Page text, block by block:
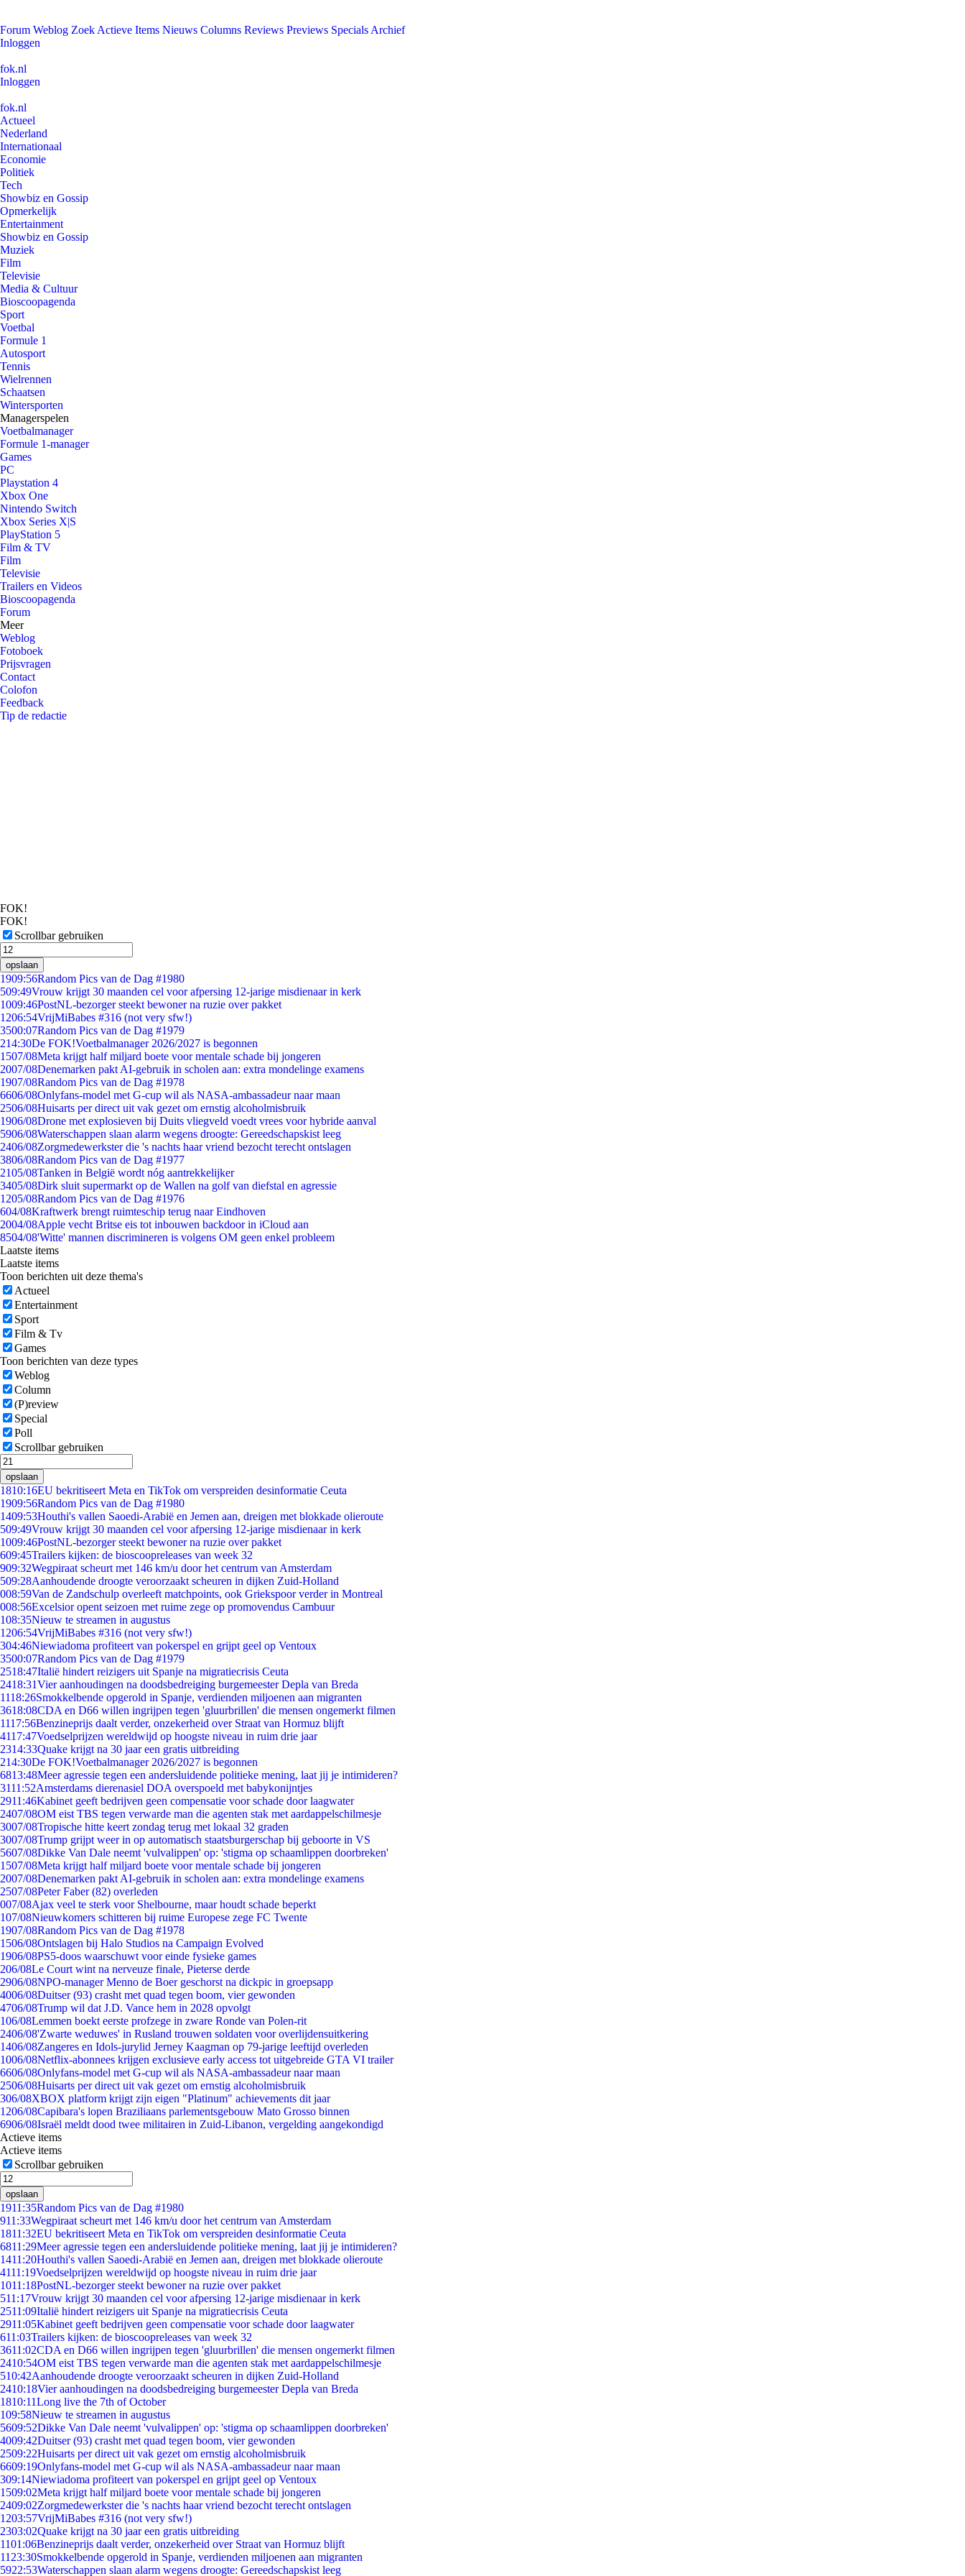
Forum Weblog Zoek Actieve Items Nieuws Columns Reviews Previews Specials Archief
Inloggen
fok.nl
Inloggen
fok.nl
Actueel
Nederland
Internationaal
Economie
Politiek
Tech
Showbiz en Gossip
Opmerkelijk
Entertainment
Showbiz en Gossip
Muziek
Film
Televisie
Media & Cultuur
Bioscoopagenda
Sport
Voetbal
Formule 1
Autosport
Tennis
Wielrennen
Schaatsen
Wintersporten
Managerspelen
Voetbalmanager
Formule 1-manager
Games
PC
Playstation 4
Xbox One
Nintendo Switch
Xbox Series X|S
PlayStation 5
Film & TV
Film
Televisie
Trailers en Videos
Bioscoopagenda
Forum
Meer
Weblog
Fotoboek
Prijsvragen
Contact
Colofon
Feedback
Tip de redactie
FOK!
FOK!
Scrollbar gebruiken
opslaan
1909:56Random Pics van de Dag #1980
509:49Vrouw krijgt 30 maanden cel voor afpersing 12-jarige misdienaar in kerk
1009:46PostNL-bezorger steekt bewoner na ruzie over pakket
1206:54VrijMiBabes #316 (not very sfw!)
3500:07Random Pics van de Dag #1979
214:30De FOK!Voetbalmanager 2026/2027 is begonnen
1507/08Meta krijgt half miljard boete voor mentale schade bij jongeren
2007/08Denemarken pakt AI-gebruik in scholen aan: extra mondelinge examens
1907/08Random Pics van de Dag #1978
6606/08Onlyfans-model met G-cup wil als NASA-ambassadeur naar maan
2506/08Huisarts per direct uit vak gezet om ernstig alcoholmisbruik
1906/08Drone met explosieven bij Duits vliegveld voedt vrees voor hybride aanval
5906/08Waterschappen slaan alarm wegens droogte: Gereedschapskist leeg
2406/08Zorgmedewerkster die 's nachts haar vriend bezocht terecht ontslagen
3806/08Random Pics van de Dag #1977
2105/08Tanken in België wordt nóg aantrekkelijker
3405/08Dirk sluit supermarkt op de Wallen na golf van diefstal en agressie
1205/08Random Pics van de Dag #1976
604/08Kraftwerk brengt ruimteschip terug naar Eindhoven
2004/08Apple vecht Britse eis tot inbouwen backdoor in iCloud aan
8504/08'Witte' mannen discrimineren is volgens OM geen enkel probleem
Laatste items
Laatste items
Toon berichten uit deze thema's
Actueel
Entertainment
Sport
Film & Tv
Games
Toon berichten van deze types
Weblog
Column
(P)review
Special
Poll
Scrollbar gebruiken
opslaan
1810:16EU bekritiseert Meta en TikTok om verspreiden desinformatie Ceuta
1909:56Random Pics van de Dag #1980
1409:53Houthi's vallen Saoedi-Arabië en Jemen aan, dreigen met blokkade olieroute
509:49Vrouw krijgt 30 maanden cel voor afpersing 12-jarige misdienaar in kerk
1009:46PostNL-bezorger steekt bewoner na ruzie over pakket
609:45Trailers kijken: de bioscoopreleases van week 32
909:32Wegpiraat scheurt met 146 km/u door het centrum van Amsterdam
509:28Aanhoudende droogte veroorzaakt scheuren in dijken Zuid-Holland
008:59Van de Zandschulp overleeft matchpoints, ook Griekspoor verder in Montreal
008:56Excelsior opent seizoen met ruime zege op promovendus Cambuur
108:35Nieuw te streamen in augustus
1206:54VrijMiBabes #316 (not very sfw!)
304:46Niewiadoma profiteert van pokerspel en grijpt geel op Ventoux
3500:07Random Pics van de Dag #1979
2518:47Italië hindert reizigers uit Spanje na migratiecrisis Ceuta
2418:31Vier aanhoudingen na doodsbedreiging burgemeester Depla van Breda
1118:26Smokkelbende opgerold in Spanje, verdienden miljoenen aan migranten
3618:08CDA en D66 willen ingrijpen tegen 'gluurbrillen' die mensen ongemerkt filmen
1117:56Benzineprijs daalt verder, onzekerheid over Straat van Hormuz blijft
4117:47Voedselprijzen wereldwijd op hoogste niveau in ruim drie jaar
2314:33Quake krijgt na 30 jaar een gratis uitbreiding
214:30De FOK!Voetbalmanager 2026/2027 is begonnen
6813:48Meer agressie tegen een andersluidende politieke mening, laat jij je intimideren?
3111:52Amsterdams dierenasiel DOA overspoeld met babykonijntjes
2911:46Kabinet geeft bedrijven geen compensatie voor schade door laagwater
2407/08OM eist TBS tegen verwarde man die agenten stak met aardappelschilmesje
3007/08Tropische hitte keert zondag terug met lokaal 32 graden
3007/08Trump grijpt weer in op automatisch staatsburgerschap bij geboorte in VS
5607/08Dikke Van Dale neemt 'vulvalippen' op: 'stigma op schaamlippen doorbreken'
1507/08Meta krijgt half miljard boete voor mentale schade bij jongeren
2007/08Denemarken pakt AI-gebruik in scholen aan: extra mondelinge examens
2507/08Peter Faber (82) overleden
007/08Ajax veel te sterk voor Shelbourne, maar houdt schade beperkt
107/08Nieuwkomers schitteren bij ruime Europese zege FC Twente
1907/08Random Pics van de Dag #1978
1506/08Ontslagen bij Halo Studios na Campaign Evolved
1906/08PS5-doos waarschuwt voor einde fysieke games
206/08Le Court wint na nerveuze finale, Pieterse derde
2906/08NPO-manager Menno de Boer geschorst na dickpic in groepsapp
4006/08Duitser (93) crasht met quad tegen boom, vier gewonden
4706/08Trump wil dat J.D. Vance hem in 2028 opvolgt
106/08Lemmen boekt eerste profzege in zware Ronde van Polen-rit
2406/08'Zwarte weduwes' in Rusland trouwen soldaten voor overlijdensuitkering
1406/08Zangeres en Idols-jurylid Jerney Kaagman op 79-jarige leeftijd overleden
1006/08Netflix-abonnees krijgen exclusieve early access tot uitgebreide GTA VI trailer
6606/08Onlyfans-model met G-cup wil als NASA-ambassadeur naar maan
2506/08Huisarts per direct uit vak gezet om ernstig alcoholmisbruik
306/08XBOX platform krijgt zijn eigen "Platinum" achievements dit jaar
1206/08Capibara's lopen Braziliaans parlementsgebouw Mato Grosso binnen
6906/08Israël meldt dood twee militairen in Zuid-Libanon, vergelding aangekondigd
Actieve items
Actieve items
Scrollbar gebruiken
opslaan
1911:35Random Pics van de Dag #1980
911:33Wegpiraat scheurt met 146 km/u door het centrum van Amsterdam
1811:32EU bekritiseert Meta en TikTok om verspreiden desinformatie Ceuta
6811:29Meer agressie tegen een andersluidende politieke mening, laat jij je intimideren?
1411:20Houthi's vallen Saoedi-Arabië en Jemen aan, dreigen met blokkade olieroute
4111:19Voedselprijzen wereldwijd op hoogste niveau in ruim drie jaar
1011:18PostNL-bezorger steekt bewoner na ruzie over pakket
511:17Vrouw krijgt 30 maanden cel voor afpersing 12-jarige misdienaar in kerk
2511:09Italië hindert reizigers uit Spanje na migratiecrisis Ceuta
2911:05Kabinet geeft bedrijven geen compensatie voor schade door laagwater
611:03Trailers kijken: de bioscoopreleases van week 32
3611:02CDA en D66 willen ingrijpen tegen 'gluurbrillen' die mensen ongemerkt filmen
2410:54OM eist TBS tegen verwarde man die agenten stak met aardappelschilmesje
510:42Aanhoudende droogte veroorzaakt scheuren in dijken Zuid-Holland
2410:18Vier aanhoudingen na doodsbedreiging burgemeester Depla van Breda
1810:11Long live the 7th of October
109:58Nieuw te streamen in augustus
5609:52Dikke Van Dale neemt 'vulvalippen' op: 'stigma op schaamlippen doorbreken'
4009:42Duitser (93) crasht met quad tegen boom, vier gewonden
2509:22Huisarts per direct uit vak gezet om ernstig alcoholmisbruik
6609:19Onlyfans-model met G-cup wil als NASA-ambassadeur naar maan
309:14Niewiadoma profiteert van pokerspel en grijpt geel op Ventoux
1509:02Meta krijgt half miljard boete voor mentale schade bij jongeren
2409:02Zorgmedewerkster die 's nachts haar vriend bezocht terecht ontslagen
1203:57VrijMiBabes #316 (not very sfw!)
2303:02Quake krijgt na 30 jaar een gratis uitbreiding
1101:06Benzineprijs daalt verder, onzekerheid over Straat van Hormuz blijft
11 23:30Smokkelbende opgerold in Spanje, verdienden miljoenen aan migranten
5922:53Waterschappen slaan alarm wegens droogte: Gereedschapskist leeg